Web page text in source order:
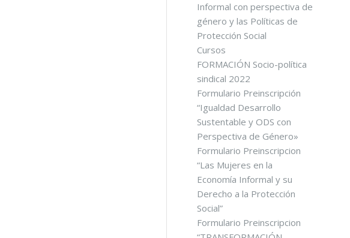
Informal con perspectiva de
género y las Políticas de
Protección Social
Cursos
FORMACIÓN Socio-política
sindical 2022
Formulario Preinscripción
“Igualdad Desarrollo
Sustentable y ODS con
Perspectiva de Género»
Formulario Preinscripcion
“Las Mujeres en la
Economía Informal y su
Derecho a la Protección
Social”
Formulario Preinscripcion